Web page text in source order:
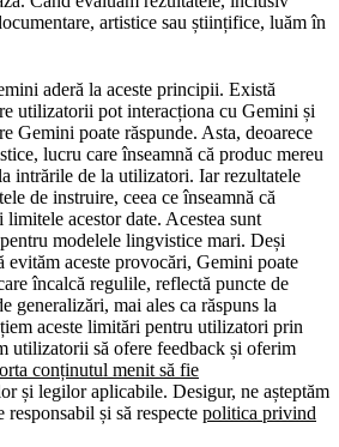
artistice sau științifice, luăm în
aderă la aceste principii. Există
utilizatorii pot interacționa cu Gemini și
Gemini poate răspunde. Asta, deoarece
lucru care înseamnă că produc mereu
intrările de la utilizatori. Iar rezultatele
de instruire, ceea ce înseamnă că
acestor date. Acestea sunt
modelele lingvistice mari. Deși
evităm aceste provocări, Gemini poate
încalcă regulile, reflectă puncte de
generalizări, mai ales ca răspuns la
aceste limitări pentru utilizatori prin
utilizatorii să ofere feedback și oferim
conținutul menit să fie
și legilor aplicabile. Desigur, ne așteptăm
și să respecte politica privind